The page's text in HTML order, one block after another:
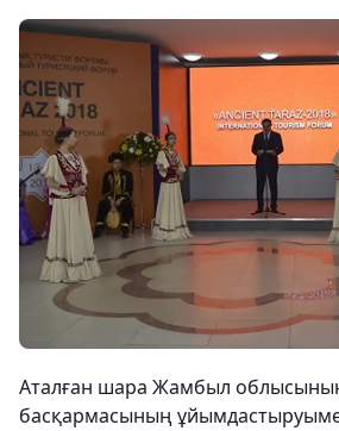
Аталған шара Жамбыл
басқармасының